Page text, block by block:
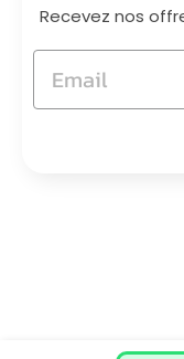
Recevez nos